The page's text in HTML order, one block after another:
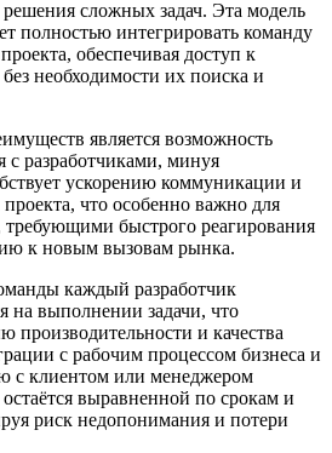
решения сложных задач. Эта модель
полностью интегрировать команду
обеспечивая доступ к
необходимости их поиска и
является возможность
с разработчиками, минуя
ускорению коммуникации и
что особенно важно для
быстрого реагирования
к новым вызовам рынка.
каждый разработчик
на выполнении задачи, что
производительности и качества
с рабочим процессом бизнеса и
с клиентом или менеджером
выравненной по срокам и
риск недопонимания и потери